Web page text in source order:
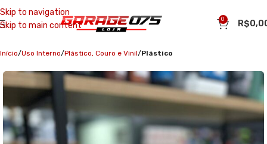
Skip to navigation
Skip to main content
0 R$
Início Uso Interno Plástico, Couro e Vinil Plástico